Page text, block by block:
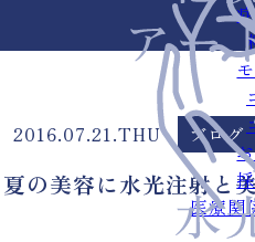
医療関
2016.07.21.THU ブログ
夏の美容に水光注射と